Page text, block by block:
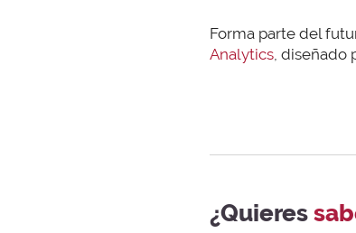
Forma parte del
Analytics, diseñado
¿Quieres